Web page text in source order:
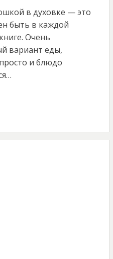
в духовке — это
быть в каждой
Очень
вариант еды,
и блюдо